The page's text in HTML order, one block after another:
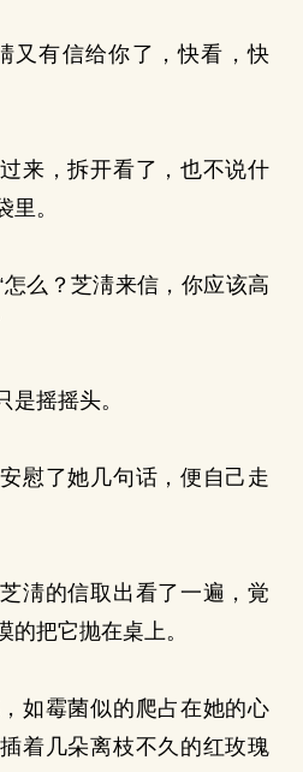
有信给你了，快看，快
，拆开看了，也不说什
。
么？芝淸来信，你应该高
摇摇头。
了她几句话，便自己走
的信取出看了一遍，覚
把它抛在桌上。
霉菌似的爬占在她的心
着几朵离枝不久的红玫瑰